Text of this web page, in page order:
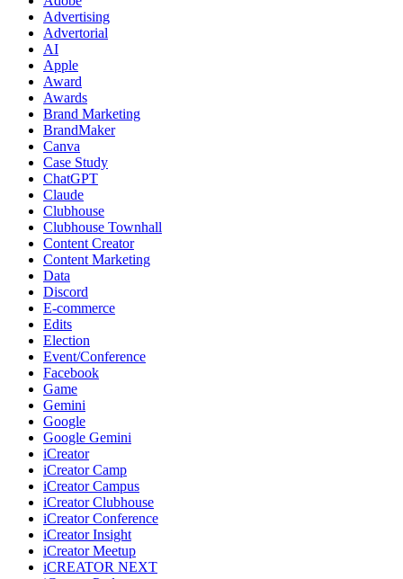
Advertising
Advertorial
AI
Apple
Award
Awards
Brand Marketing
BrandMaker
Canva
Case Study
ChatGPT
Claude
Clubhouse
Clubhouse Townhall
Content Creator
Content Marketing
Data
Discord
E-commerce
Edits
Election
Event/Conference
Facebook
Game
Gemini
Google
Google Gemini
iCreator
iCreator Camp
iCreator Campus
iCreator Clubhouse
iCreator Conference
iCreator Insight
iCreator Meetup
iCREATOR NEXT